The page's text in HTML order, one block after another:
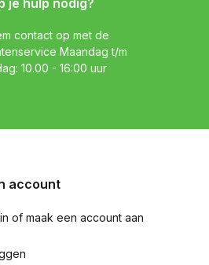
je hulp nodig?
contact op met de
Maandag t/m
10.00 - 16:00 uur
account
of maak een account aan